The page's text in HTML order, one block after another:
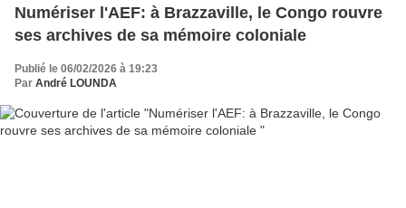
Numériser l'AEF: à Brazzaville, le Congo rouvre
ses archives de sa mémoire coloniale
Publié le 06/02/2026 à 19:23
Par André LOUNDA